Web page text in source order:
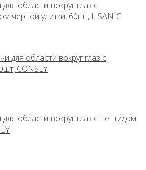
области вокруг глаз с
черной улитки, 60шт, L.SANIC
области вокруг глаз с пептидом